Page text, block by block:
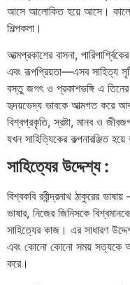
আসে আলোকিত হয়ে আসে।
শিল্পকলা।
আত্মপ্রকাশের বাসনা, পারিপার্শ্বিকের
এবং রূপপ্রিয়তা—এসব সাহিত্য
বস্তু জগৎ ও প্রকাশভঙ্গি এ তিনের
হৃদয়ভেদ্য ভাবকে আত্মগত করে
বিশ্বপ্রকৃতি,স্রষ্টা, মানব ও
যখন সাহিত্যিকের কল্পনারঞ্জিত হয়ে
সাহিত্যের উদ্দেশ্য:
বিশ্বকবি রবীন্দ্রনাথ ঠাকুরের ভাষায়
ভাষার, নিজের জিনিসকে
সাহিত্যের কাজ। এর সাধারণ
এবং কোনো কোনো সময় সত্যকে
করে।